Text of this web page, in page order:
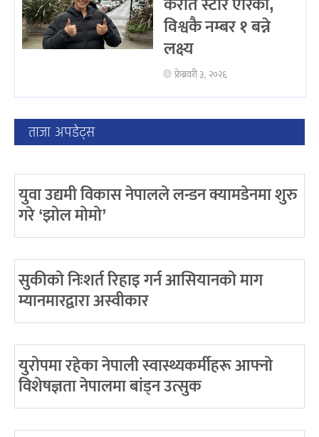
विश्वकै नम्बर १ बन्ने
लक्ष्य
फ्रेब्रवरी ३, २०२६
ताजा अपडेट्स
युवा उद्यमी विकास नेपालले लन्डन क्यामडेनमा शुरु
गरे ‘झोल मोमो’
सुकीको निःशर्त रिहाइ गर्न आसियानको माग
म्यानमारद्वारा अस्वीकार
युरोपमा रहेका नेपाली स्वास्थ्यकर्मीहरू आफ्नो
विशेषज्ञता नेपालमा बांड्न उत्सुक